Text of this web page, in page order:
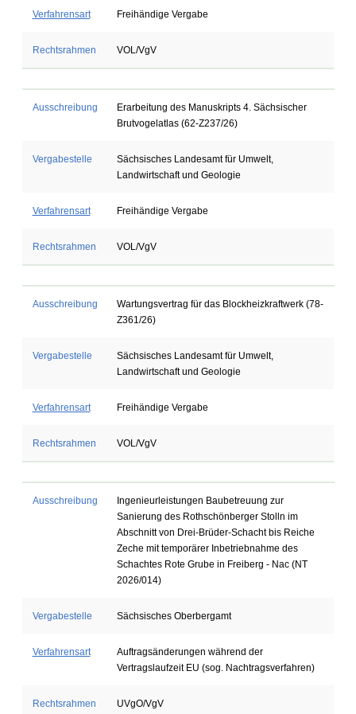
Verfahrensart Freihändige Vergabe
Rechtsrahmen VOL/VgV
Ausschreibung
Erarbeitung des Manuskripts 4. Sächsischer
Brutvogelatlas (62-Z237/26)
Vergabestelle
Sächsisches Landesamt für Umwelt,
Landwirtschaft und Geologie
Verfahrensart Freihändige Vergabe
Rechtsrahmen VOL/VgV
Ausschreibung
Wartungsvertrag für das Blockheizkraftwerk (78-
Z361/26)
Vergabestelle
Sächsisches Landesamt für Umwelt,
Landwirtschaft und Geologie
Verfahrensart Freihändige Vergabe
Rechtsrahmen VOL/VgV
Ausschreibung
Ingenieurleistungen Baubetreuung zur
Sanierung des Rothschönberger Stolln im
Abschnitt von Drei-Brüder-Schacht bis Reiche
Zeche mit temporärer Inbetriebnahme des
Schachtes Rote Grube in Freiberg - Nac (NT
2026/014)
Vergabestelle Sächsisches Oberbergamt
Verfahrensart
Auftragsänderungen während der
Vertragslaufzeit EU (sog. Nachtragsverfahren)
Rechtsrahmen UVgO/VgV